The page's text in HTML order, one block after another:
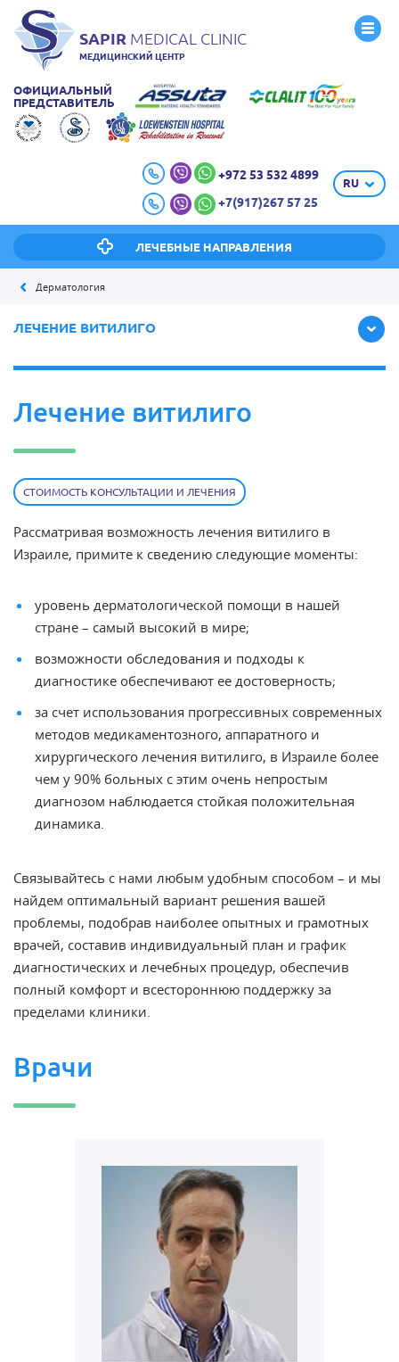
SAPIR MEDICAL CLINIC
МЕДИЦИНСКИЙ ЦЕНТР
ОФИЦИАЛЬНЫЙ
ПРЕДСТАВИТЕЛЬ
+972 53 532 4899
+7(917)267 57 25
RU
ЛЕЧЕБНЫЕ НАПРАВЛЕНИЯ
Дерматология
ЛЕЧЕНИЕ ВИТИЛИГО
Лечение витилиго
СТОИМОСТЬ КОНСУЛЬТАЦИИ И ЛЕЧЕНИЯ
Рассматривая возможность лечения витилиго в
Израиле, примите к сведению следующие моменты:
уровень дерматологической помощи в нашей
стране – самый высокий в мире;
возможности обследования и подходы к
диагностике обеспечивают ее достоверность;
за счет использования прогрессивных современных
методов медикаментозного, аппаратного и
хирургического лечения витилиго, в Израиле более
чем у 90% больных с этим очень непростым
диагнозом наблюдается стойкая положительная
динамика.
Связывайтесь с нами любым удобным способом – и мы
найдем оптимальный вариант решения вашей
проблемы, подобрав наиболее опытных и грамотных
врачей, составив индивидуальный план и график
диагностических и лечебных процедур, обеспечив
полный комфорт и всестороннюю поддержку за
пределами клиники.
Врачи